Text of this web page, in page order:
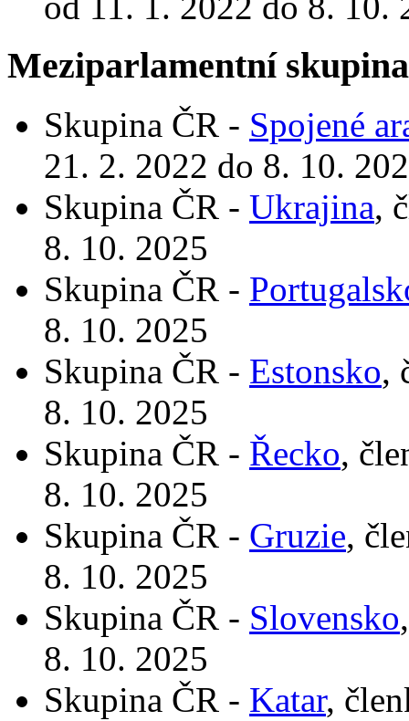
Meziparlamentní
Skupina ČR - Spojené
21. 2. 2022 do 8. 10.
Skupina ČR - Ukrajina,
8. 10. 2025
Skupina ČR -
8. 10. 2025
Skupina ČR - Estonsko,
8. 10. 2025
Skupina ČR - Řecko,
8. 10. 2025
Skupina ČR - Gruzie,
8. 10. 2025
Skupina ČR - Slovensko
8. 10. 2025
Skupina ČR - Katar,